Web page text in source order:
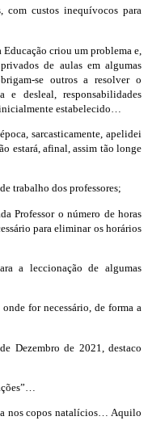
com custos inequívocos para
criou um problema e,
de aulas em algumas
se outros a resolver o
e desleal, responsabilidades
estabelecido…
sarcasticamente, apelidei
estará, afinal, assim tão longe
trabalho dos professores;
Professor o número de horas
para eliminar os horários
a leccionação de algumas
for necessário, de forma a
Dezembro de 2021, destaco
nos copos natalícios… Aquilo